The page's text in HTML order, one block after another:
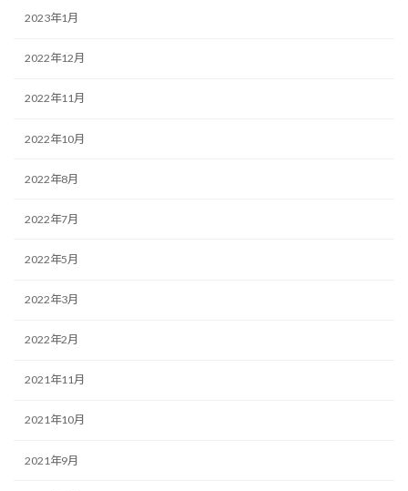
2023年1月
2022年12月
2022年11月
2022年10月
2022年8月
2022年7月
2022年5月
2022年3月
2022年2月
2021年11月
2021年10月
2021年9月